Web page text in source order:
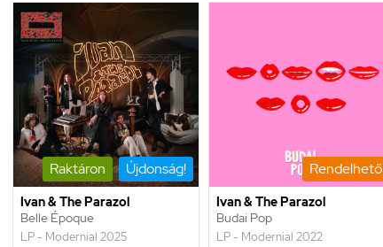
Raktáron Újdonság!
Ivan & The Parazol
Belle Époque
LP - Modernial 2025
Rendelhető
Ivan & The Parazol
Budai Pop
LP - Modernial 2022